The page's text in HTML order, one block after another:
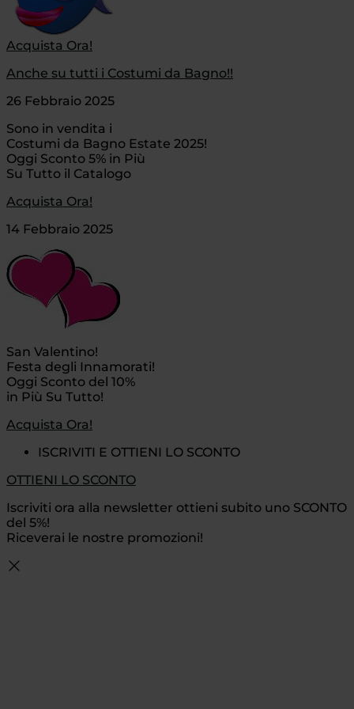
Acquista Ora!
Anche su tutti i Costumi da Bagno!!
26 Febbraio 2025
Sono in vendita i
Costumi da Bagno Estate 2025!
Oggi Sconto 5% in Più
Su Tutto il Catalogo
Acquista Ora!
14 Febbraio 2025
San Valentino!
Festa degli Innamorati!
Oggi Sconto del 10%
in Più Su Tutto!
Acquista Ora!
ISCRIVITI E OTTIENI LO SCONTO
OTTIENI LO SCONTO
Iscriviti ora alla newsletter ottieni subito uno SCONTO
del 5%!
Riceverai le nostre promozioni!